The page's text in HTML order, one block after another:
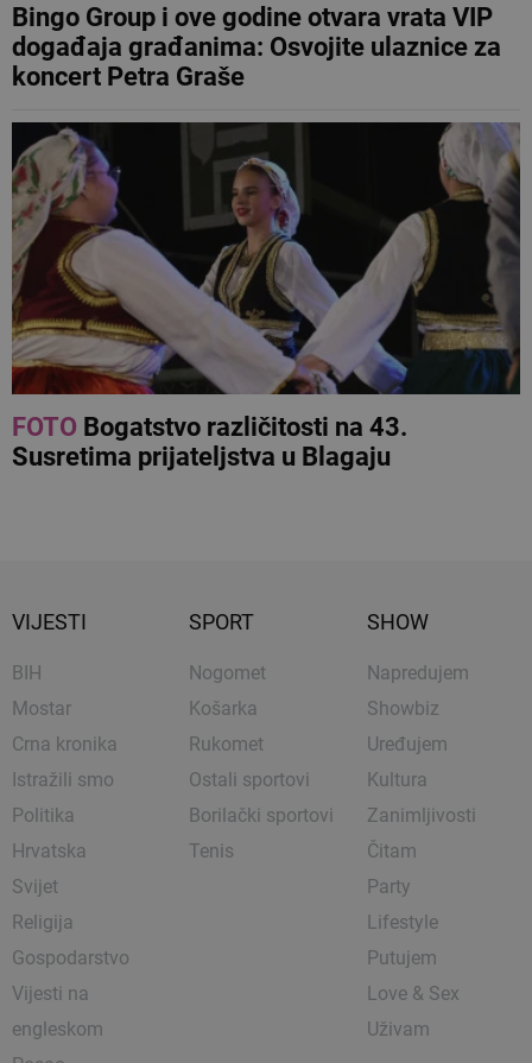
Bingo Group i ove godine otvara vrata VIP
događaja građanima: Osvojite ulaznice za
koncert Petra Graše
FOTOBogatstvo različitosti na 43.
Susretima prijateljstva u Blagaju
VIJESTI
BIH
Mostar
Crna kronika
Istražili smo
Politika
Hrvatska
Svijet
Religija
Gospodarstvo
Vijesti na
engleskom
SPORT
Nogomet
Košarka
Rukomet
Ostali sportovi
Borilački sportovi
Tenis
SHOW
Napredujem
Showbiz
Uređujem
Kultura
Zanimljivosti
Čitam
Party
Lifestyle
Putujem
Love & Sex
Uživam